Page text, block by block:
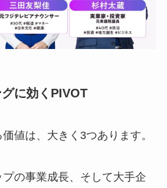
に効くPIVOT
値は、大きく3つあります。
の事業成長、そして大手企